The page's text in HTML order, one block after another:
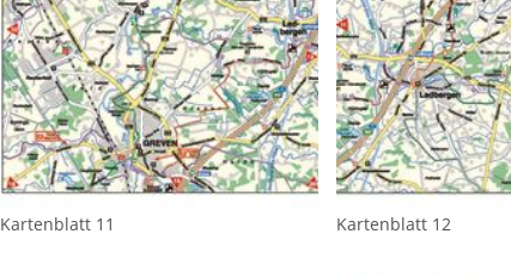
Kartenblatt 11 Kartenblatt 12